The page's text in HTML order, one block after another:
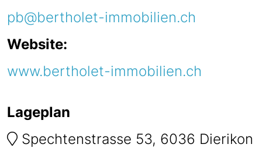
pb@bertholet-immobilien.ch
Website:
www.bertholet-immobilien.ch
Lageplan
Spechtenstrasse 53, 6036 Dierikon